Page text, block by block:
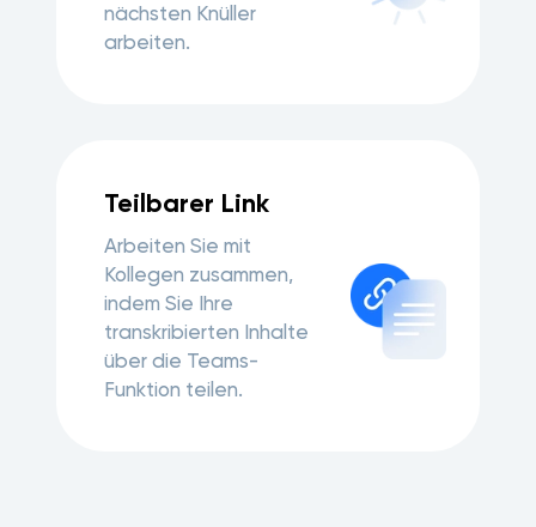
nächsten Knüller
arbeiten.
Teilbarer Link
Arbeiten Sie mit
Kollegen zusammen,
indem Sie Ihre
transkribierten Inhalte
über die Teams-
Funktion teilen.